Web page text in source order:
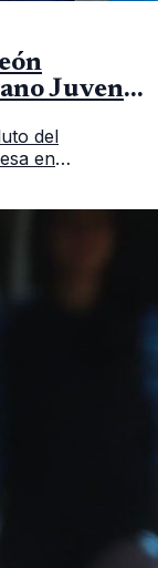
Juvenil
del
en